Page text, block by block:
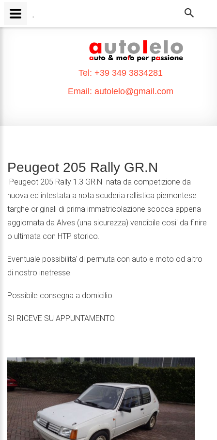
.
Tel: +39 349 3834281
Email: autolelo@gmail.com
Peugeot 205 Rally GR.N
Peugeot 205 Rally 1.3 GR.N nata da competizione da
nuova ed intestata a nota scuderia rallistica piemontese
targhe originali di prima immatricolazione scocca appena
aggiornata da Alves (una sicurezza) vendibile cosi' da finire
o ultimata con HTP storico.
Eventuale possibilita' di permuta con auto e moto od altro
di nostro inetresse.
Possibile consegna a domicilio.
SI RICEVE SU APPUNTAMENTO.
.